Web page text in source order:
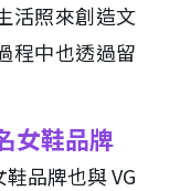
活照來創造文
程中也透過留
女鞋品牌
品牌也與 VG